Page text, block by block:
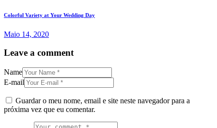
Colorful Variety at Your Wedding Day
Maio 14, 2020
Leave a comment
Name
E-mail
Guardar o meu nome, email e site neste navegador para a
próxima vez que eu comentar.